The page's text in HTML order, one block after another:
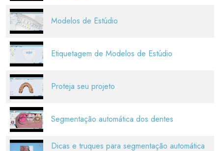
Modelos de Estúdio
Etiquetagem de Modelos de Estúdio
Proteja seu projeto
Segmentação automática dos dentes
Dicas e truques para segmentação automática